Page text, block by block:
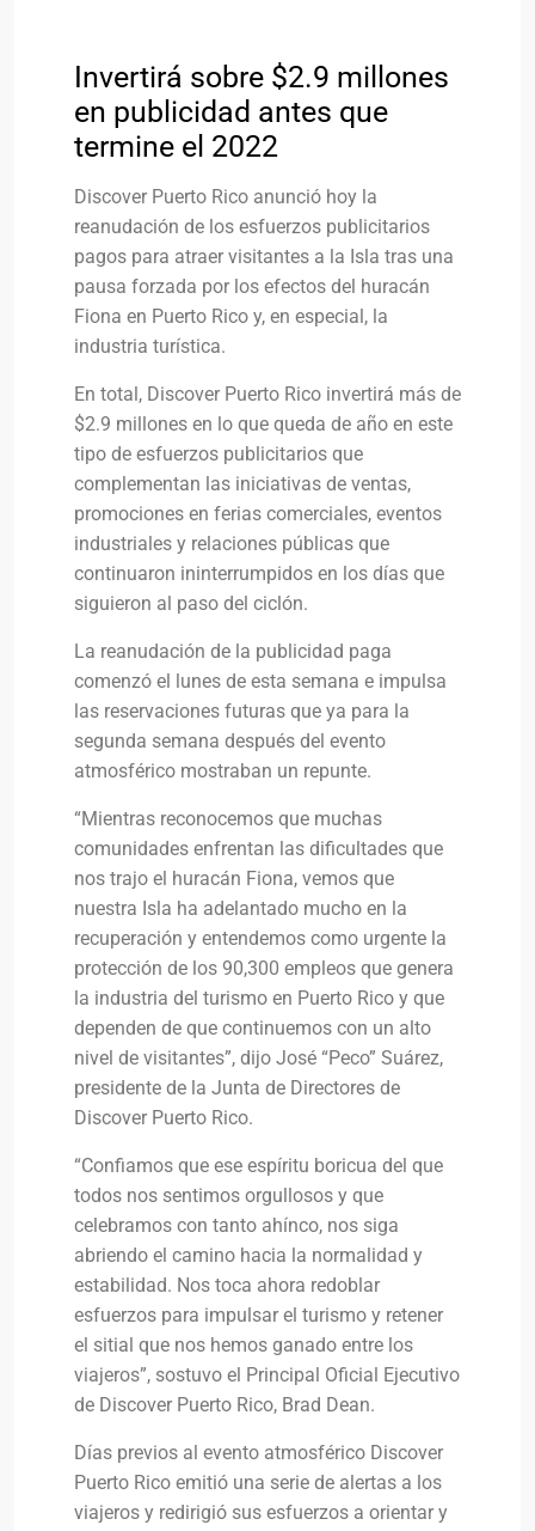
Invertirá sobre $2.9 millones
en publicidad antes que
termine el 2022
Discover Puerto Rico anunció hoy la
reanudación de los esfuerzos publicitarios
pagos para atraer visitantes a la Isla tras una
pausa forzada por los efectos del huracán
Fiona en Puerto Rico y, en especial, la
industria turística.
En total, Discover Puerto Rico invertirá más de
$2.9 millones en lo que queda de año en este
tipo de esfuerzos publicitarios que
complementan las iniciativas de ventas,
promociones en ferias comerciales, eventos
industriales y relaciones públicas que
continuaron ininterrumpidos en los días que
siguieron al paso del ciclón.
La reanudación de la publicidad paga
comenzó el lunes de esta semana e impulsa
las reservaciones futuras que ya para la
segunda semana después del evento
atmosférico mostraban un repunte.
“Mientras reconocemos que muchas
comunidades enfrentan las dificultades que
nos trajo el huracán Fiona, vemos que
nuestra Isla ha adelantado mucho en la
recuperación y entendemos como urgente la
protección de los 90,300 empleos que genera
la industria del turismo en Puerto Rico y que
dependen de que continuemos con un alto
nivel de visitantes”, dijo José “Peco” Suárez,
presidente de la Junta de Directores de
Discover Puerto Rico.
“Confiamos que ese espíritu boricua del que
todos nos sentimos orgullosos y que
celebramos con tanto ahínco, nos siga
abriendo el camino hacia la normalidad y
estabilidad. Nos toca ahora redoblar
esfuerzos para impulsar el turismo y retener
el sitial que nos hemos ganado entre los
viajeros”, sostuvo el Principal Oficial Ejecutivo
de Discover Puerto Rico, Brad Dean.
Días previos al evento atmosférico Discover
Puerto Rico emitió una serie de alertas a los
viajeros y redirigió sus esfuerzos a orientar y